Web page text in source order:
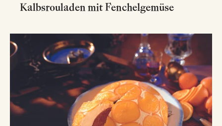
Kalbsrouladen mit Fenchelgemüse